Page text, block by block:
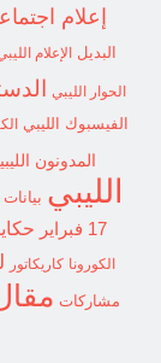
إعلام
البديل الإعلام
الحوار الليبي
الفيسبوك الليبي
المدونون
الليبي بيانات
17 فبراير
الكورونا كاريكاتور
مشاركات